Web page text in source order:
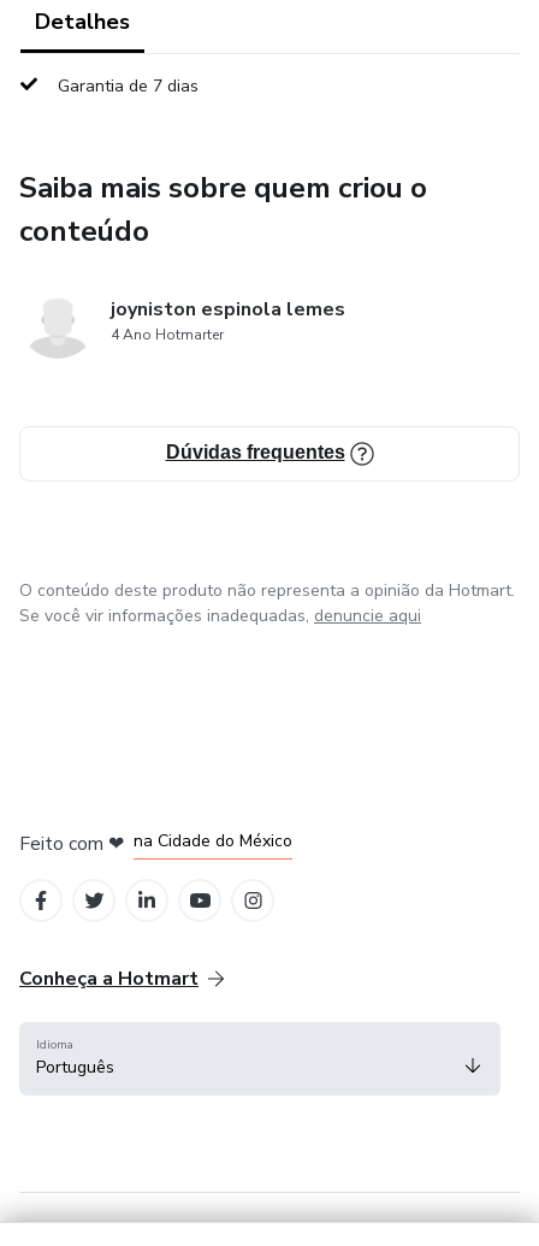
Como impermeabilizar estofados para aumentar o valor do
serviço
Benefícios do curso:
Conteúdo direto ao ponto, focado em resultados
Detalhes
Garantia de 7 dias
Saiba mais sobre quem criou o
conteúdo
joyniston espinola lemes
4 Ano Hotmarter
Dúvidas frequentes
O conteúdo deste produto não representa a opinião da Hotmart.
Se você vir informações inadequadas, denuncie aqui
Feito com ❤ na Cidade do México
Conheça a Hotmart
Idioma
Português